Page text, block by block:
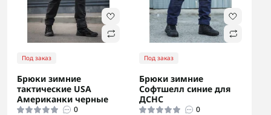
Под заказ
Брюки зимние
тактические USA
Американки черные
0
Под заказ
Брюки зимние
Софтшелл синие для
ДСНС
0